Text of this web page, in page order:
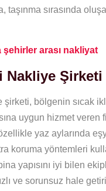
taşınma sırasında
şehirler arası nakliyat
Nakliye Şirketi​
bölgenin sıcak
uygun hizmet veren
yaz aylarında
koruma yöntemleri
yapısını iyi bilen
ve sorunsuz hale